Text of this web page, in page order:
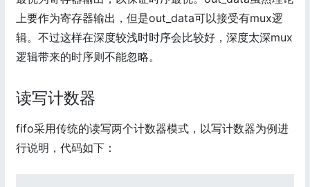
上要作为寄存器输出，但是out_data可以接受有mux逻
辑。不过这样在深度较浅时时序会比较好，深度太深mux
逻辑带来的时序则不能忽略。
读写计数器
fifo采用传统的读写两个计数器模式，以写计数器为例进
行说明，代码如下：